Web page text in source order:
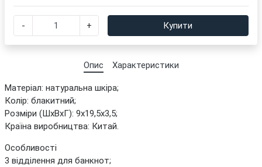
Опис Характеристики
Матеріал: натуральна шкіра;
Колір: блакитний;
Розміри (ШхВхГ): 9х19,5х3,5;
Країна виробництва: Китай.
Особливості
3 відділення для банкнот;
- + Купити